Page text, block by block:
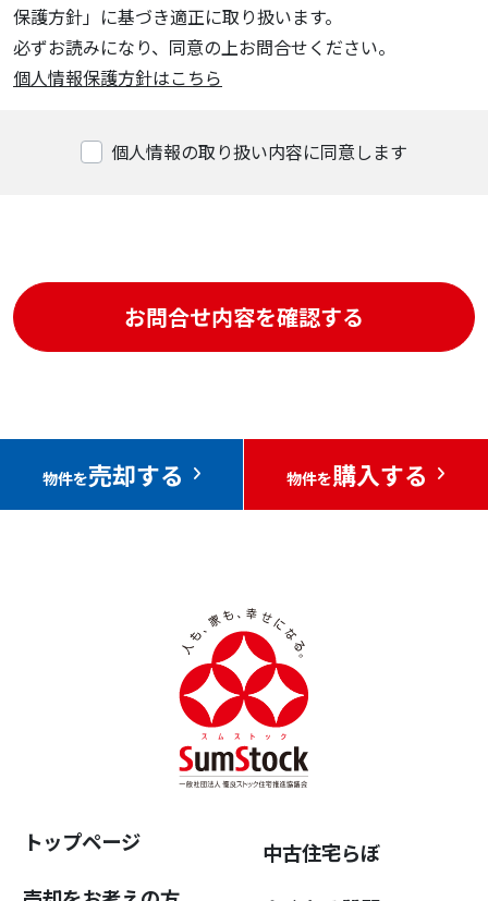
保護方針」に基づき適正に取り扱います。
必ずお読みになり、同意の上お問合せください。
個人情報保護方針はこちら
個人情報の取り扱い内容に同意します
物件を売却する 物件を購入する
トップページ
中古住宅らぼ